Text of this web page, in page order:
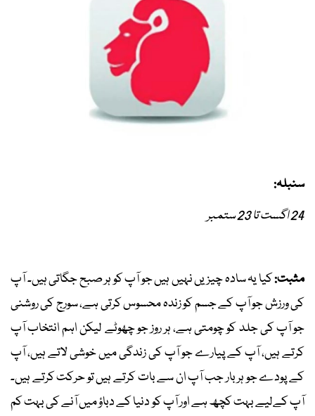
سنبلہ:
24 اگست تا 23 ستمبر
مثبت:کیا یہ سادہ چیزیں نہیں ہیں جو آپ کو ہر صبح جگاتی ہیں۔ آپ
کی ورزش جو آپ کے جسم کو زندہ محسوس کرتی ہے، سورج کی روشنی
جو آپ کی جلد کو چومتی ہے، ہر روز جو چھوٹے لیکن اہم انتخاب آپ
کرتے ہیں، آپ کے پیارے جو آپ کی زندگی میں خوشی لاتے ہیں، آپ
کے پودے جو ہر بار جب آپ ان سے بات کرتے ہیں تو حرکت کرتے ہیں۔
آپ کےلیے بہت کچھ ہے اور آپ کو دنیا کے دباؤ میں آنے کی بہت کم